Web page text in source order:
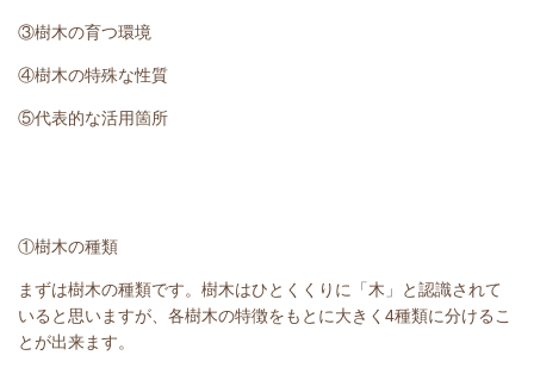
③樹木の育つ環境
④樹木の特殊な性質
⑤代表的な活用箇所
①樹木の種類
まずは樹木の種類です。樹木はひとくくりに「木」と認識されて
いると思いますが、各樹木の特徴をもとに大きく4種類に分けるこ
とが出来ます。